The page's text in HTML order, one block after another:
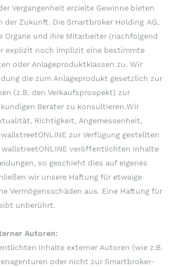
Vergangenheit erzielte Gewinne bieten
der Zukunft. Die Smartbroker Holding AG,
Organe und ihre Mitarbeiter (nachfolgend
explizit noch implizit eine bestimmte
oder Anlageproduktklassen zu. Wir
die zum Anlageprodukt gesetzlich zur
(z.B. den Verkaufsprospekt) zur
Berater zu konsultieren.Wir
Richtigkeit, Angemessenheit,
zur Verfügung gestellten
veröffentlichten Inhalte
so geschieht dies auf eigenes
wir unsere Haftung für etwaige
Vermögensschäden aus. Eine Haftung für
unberührt.
Autoren:
Inhalte externer Autoren (wie z.B.
oder nicht zur Smartbroker-